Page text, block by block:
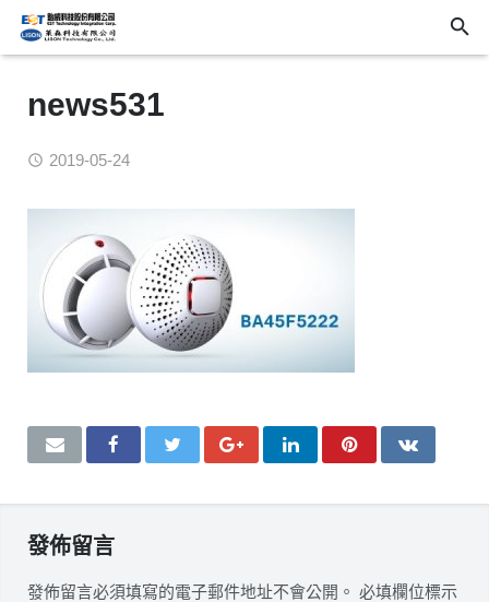
news531
2019-05-24
發佈留言
發佈留言必須填寫的電子郵件地址不會公開。 必填欄位標示